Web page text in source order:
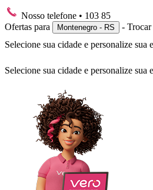
Nosso telefone • 103 85
Ofertas para
Montenegro - RS
- Trocar
Selecione sua cidade e personalize sua
Selecione sua cidade e personalize sua